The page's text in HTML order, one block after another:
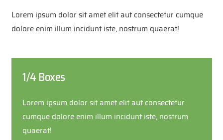
Lorem ipsum dolor sit amet elit aut consectetur cumque
dolore enim illum incidunt iste, nostrum quaerat!
1/4 Boxes
Lorem ipsum dolor sit amet elit aut consectetur
cumque dolore enim illum incidunt iste, nostrum
quaerat!